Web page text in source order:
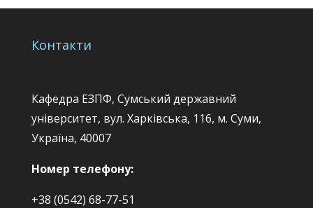
Контакти
Кафедра ЕЗПФ, Сумський державний
університет, вул. Харківська, 116, м. Суми,
Україна, 40007
Номер телефону:
+38 (0542) 68-77-51